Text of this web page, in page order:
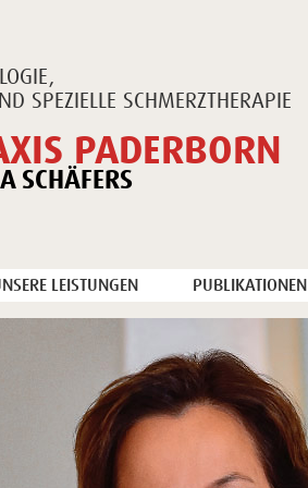
SPEZIELLE SCHMERZTHERAPIE
PADERBORN
SCHÄFERS
LEISTUNGEN PUBLIKATIONEN